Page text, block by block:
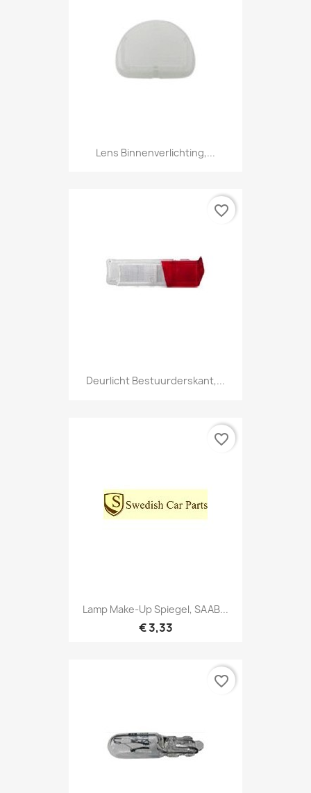
Lens Binnenverlichting,...
Deurlicht Bestuurderskant,...
favorite_border
Lamp Make-Up Spiegel, SAAB...
€ 3,33
favorite_border
favorite_border